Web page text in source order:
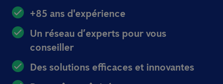
+85 ans d'expérience
Un réseau d’experts pour vous
conseiller
Des solutions efficaces et innovantes